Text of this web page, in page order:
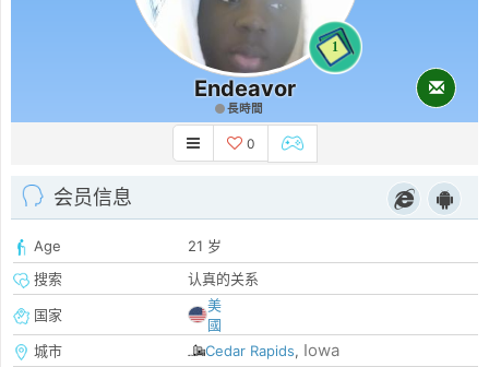
1
Endeavor
長時間
0
会员信息
Age
21 岁
搜索
认真的关系
国家
美
國
城市
Cedar Rapids, Iowa